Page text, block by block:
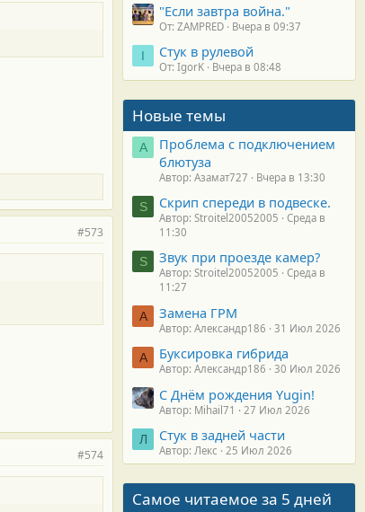
#573
#574
"Если завтра война."
От: ZAMPRED Вчера в 09:37
I Стук в рулевой
От: IgorK Вчера в 08:48
Новые темы
А
Проблема с подключением
блютуза
Автор: Азамат727 Вчера в 13:30
S Скрип спереди в подвеске.
Автор: Stroitel20052005
Среда в
11:30
S Звук при проезде камер?
Автор: Stroitel20052005
Среда в
11:27
А Замена ГРМ
Автор: Александр186 31 Июл 2026
А Буксировка гибрида
Автор: Александр186 30 Июл 2026
С Днём рождения Yugin!
Автор: Mihail71 27 Июл 2026
Л Стук в задней части
Автор: Лекс 25 Июл 2026
Самое читаемое за 5 дней